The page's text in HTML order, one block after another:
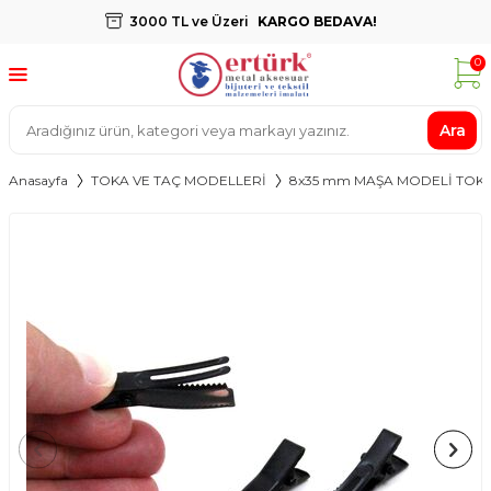
3000 TL ve Üzeri KARGO BEDAVA!
Ara
0
Anasayfa TOKA VE TAÇ MODELLERİ 8x35 mm MAŞA MODELİ